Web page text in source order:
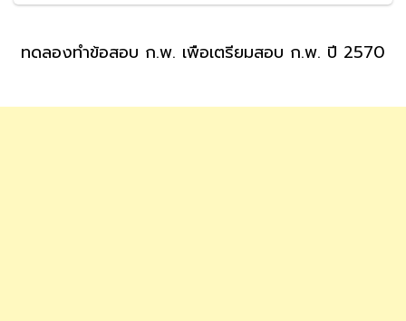
ทดลองทำข้อสอบ ก.พ. เพื่อเตรียมสอบ ก.พ. ปี 2570